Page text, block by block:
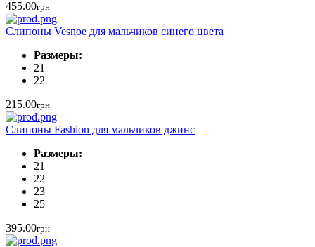
455.00грн
Слипоны Vesnoe для мальчиков синего цвета
Размеры:
21
22
215.00грн
Слипоны Fashion для мальчиков джинс
Размеры:
21
22
23
25
395.00грн